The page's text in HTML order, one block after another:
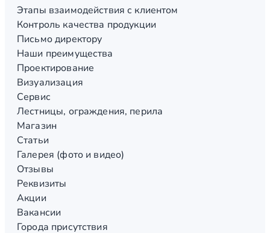
Этапы взаимодействия с клиентом
Контроль качества продукции
Письмо директору
Наши преимущества
Проектирование
Визуализация
Сервис
Лестницы, ограждения, перила
Магазин
Статьи
Галерея (фото и видео)
Отзывы
Реквизиты
Акции
Вакансии
Города присутствия